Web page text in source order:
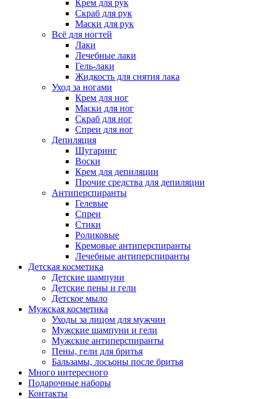
Крем для рук
Скраб для рук
Маски для рук
Всё для ногтей
Лаки
Лечебные лаки
Гель-лаки
Жидкость для снятия лака
Уход за ногами
Крем для ног
Маски для ног
Скраб для ног
Спреи для ног
Депиляция
Шугаринг
Воски
Крем для депиляции
Прочие средства для депиляции
Антиперспиранты
Гелевые
Спреи
Стики
Роликовые
Кремовые антиперспиранты
Лечебные антиперспиранты
Детская косметика
Детские шампуни
Детские пены и гели
Детское мыло
Мужская косметика
Уходы за лицом для мужчин
Мужские шампуни и гели
Мужские антиперспиранты
Пены, гели для бритья
Бальзамы, лосьоны после бритья
Много интересного
Подарочные наборы
Контакты